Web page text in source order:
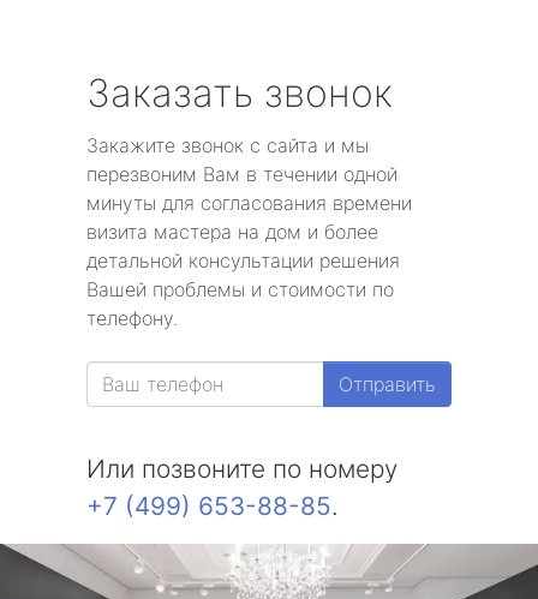
Заказать звонок
Закажите звонок с сайта и мы
перезвоним Вам в течении одной
минуты для согласования времени
визита мастера на дом и более
детальной консультации решения
Вашей проблемы и стоимости по
телефону.
Отправить
Или позвоните по номеру
+7 (499) 653-88-85.